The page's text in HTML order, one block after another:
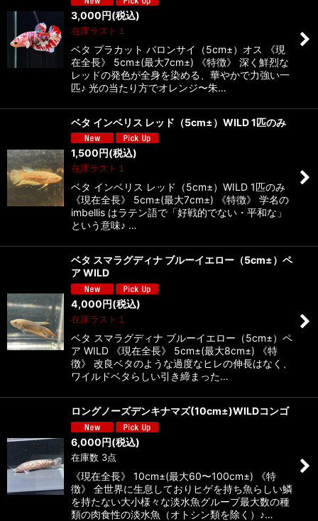
3,000円(税込)
在庫ラスト１
ベタ プラカット バロンサイ（5cm±）オス 《現
在全長》 5cm±(最大7cm±) 《特徴》 深く鮮烈な
レッドの発色が全身を染める、華やかで力強い一
匹♪ 光の当たり方でオレンジ〜朱…
ベタ インベリス レッド（5cm±）WILD 1匹のみ
1,500円(税込)
在庫ラスト１
ベタ インベリス レッド（5cm±）WILD 1匹のみ
《現在全長》 5cm±(最大7cm±) 《特徴》 学名の
imbellis はラテン語で「好戦的でない・平和な」
という意味♪ …
ベタ スマラグディナ ブルーイエロー（5cm±）ペ
ア WILD
4,000円(税込)
在庫ラスト１
ベタ スマラグディナ ブルーイエロー（5cm±）ペ
ア WILD 《現在全長》 5cm±(最大8cm±) 《特
徴》 改良ベタのような過度なヒレの伸長はなく、
ワイルドベタらしい引き締まった…
ロングノーズデンキナマズ(10cm±)WILDコンゴ
6,000円(税込)
在庫数 3点
《現在全長》 10cm±(最大60〜100cm±) 《特
徴》 全世界に生息しておりヒゲを持ち魚らしい鱗
を持たない大小様々な淡水魚グループ最大数の種
類の肉食性の淡水魚（オトシン類を除く）♪…